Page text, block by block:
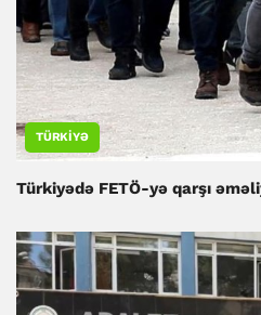
TÜRKIYƏ
Türkiyədə FETÖ-yə qarşı